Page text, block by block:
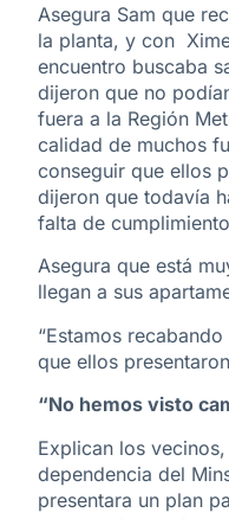
Asegura Sam que
la planta, y con
encuentro buscaba
dijeron que no
fuera a la Región
calidad de muchos
conseguir que ellos
dijeron que todavía
falta de
Asegura que está
llegan a sus
“Estamos
que ellos
“No hemos visto
Explican los
dependencia del
presentara un plan